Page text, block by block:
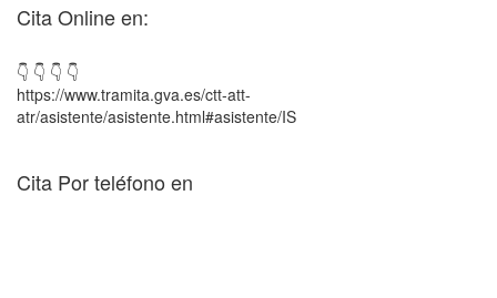
Cita Online en:
👇 👇 👇 👇
https://www.tramita.gva.es/ctt-att-
atr/asistente/asistente.html#asistente/IS
Cita Por teléfono en